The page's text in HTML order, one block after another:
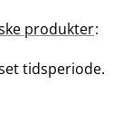
produkter:
tidsperiode.